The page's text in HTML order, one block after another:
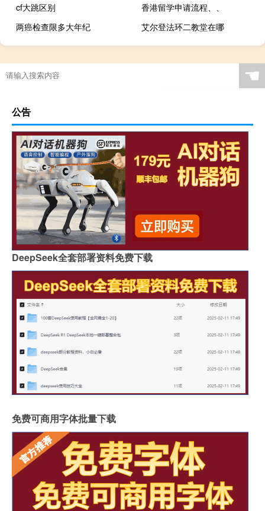
cf大跳区别
香港留学申请流程、、
两癌检查限多大年纪
艾尔登法环二教堂在哪
☚
公告
DeepSeek全套部署资料免费下载
免费可商用字体批量下载